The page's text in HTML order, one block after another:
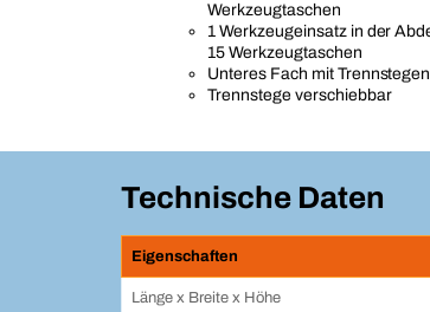
Werkzeugtaschen
1 Werkzeugeinsatz in der
15 Werkzeugtaschen
Unteres Fach mit
Trennstege verschiebbar
Technische Daten
Eigenschaften
Länge x Breite x Höhe